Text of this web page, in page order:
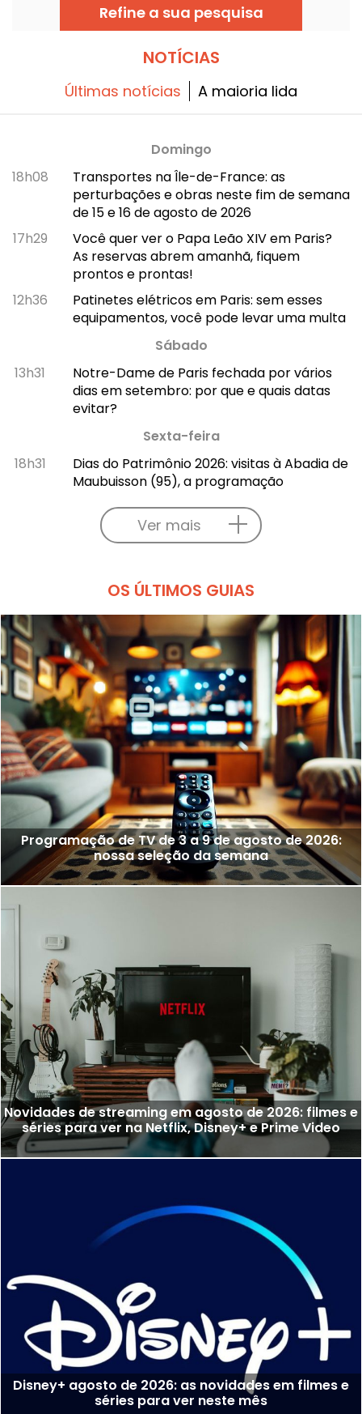
entregas da franquia.
Refine a sua pesquisa
NOTÍCIAS
Últimas notícias A maioria lida
Domingo
18h08
Transportes na Île-de-France: as
perturbações e obras neste fim de semana
de 15 e 16 de agosto de 2026
17h29
Você quer ver o Papa Leão XIV em Paris?
As reservas abrem amanhã, fiquem
prontos e prontas!
12h36
Patinetes elétricos em Paris: sem esses
equipamentos, você pode levar uma multa
Sábado
13h31
Notre-Dame de Paris fechada por vários
dias em setembro: por que e quais datas
evitar?
Sexta-feira
18h31
Dias do Patrimônio 2026: visitas à Abadia de
Maubuisson (95), a programação
Ver mais
OS ÚLTIMOS GUIAS
Programação de TV de 3 a 9 de agosto de 2026:
nossa seleção da semana
Novidades de streaming em agosto de 2026: filmes e
séries para ver na Netflix, Disney+ e Prime Video
Disney+ agosto de 2026: as novidades em filmes e
séries para ver neste mês